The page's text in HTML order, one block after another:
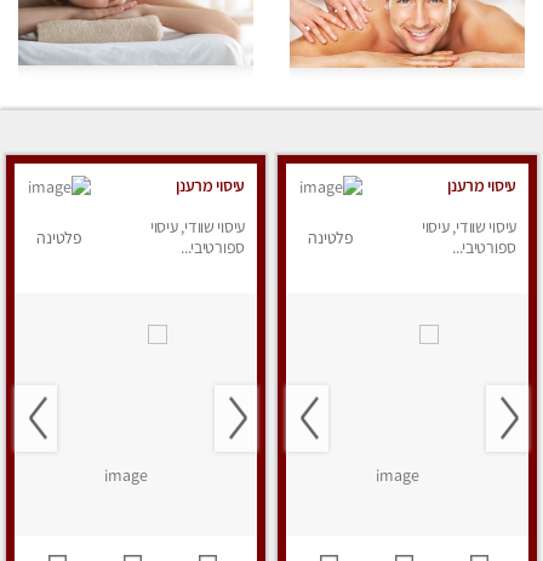
עיסוי מרענן
עיסוי שוודי, עיסוי
ספורטיבי...
פלטינה
עיסוי מרענן
עיסוי שוודי, עיסוי
ספורטיבי...
פלטינה